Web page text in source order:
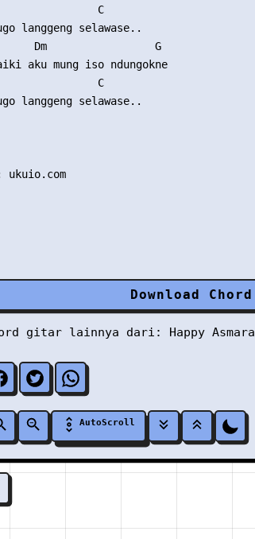
C
langgeng selawase..
Dm                 G
aku mung iso ndungokne
C
langgeng selawase..
Download Chord
gitar lainnya dari: Happy Asmara
AutoScroll